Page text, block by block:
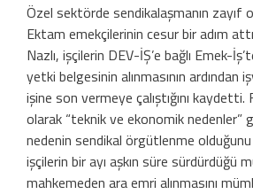
Özel sektörde sendikalaşmanın zayıf
Ektam emekçilerinin cesur bir adım
Nazlı, işçilerin DEV-İŞ’e bağlı Emek-
yetki belgesinin alınmasının ardından
işine son vermeye çalıştığını
olarak “teknik ve ekonomik nedenler”
nedenin sendikal örgütlenme
işçilerin bir ayı aşkın süre sürdürdüğü
mahkemeden ara emri alınmasını